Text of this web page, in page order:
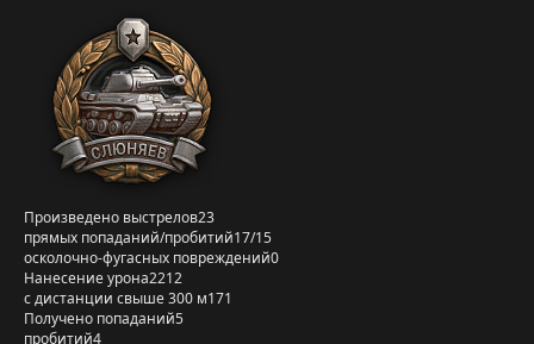
Произведено выстрелов23
прямых попаданий/пробитий17/15
осколочно-фугасных повреждений0
Нанесение урона2212
с дистанции свыше 300 м171
Получено попаданий5
пробитий4